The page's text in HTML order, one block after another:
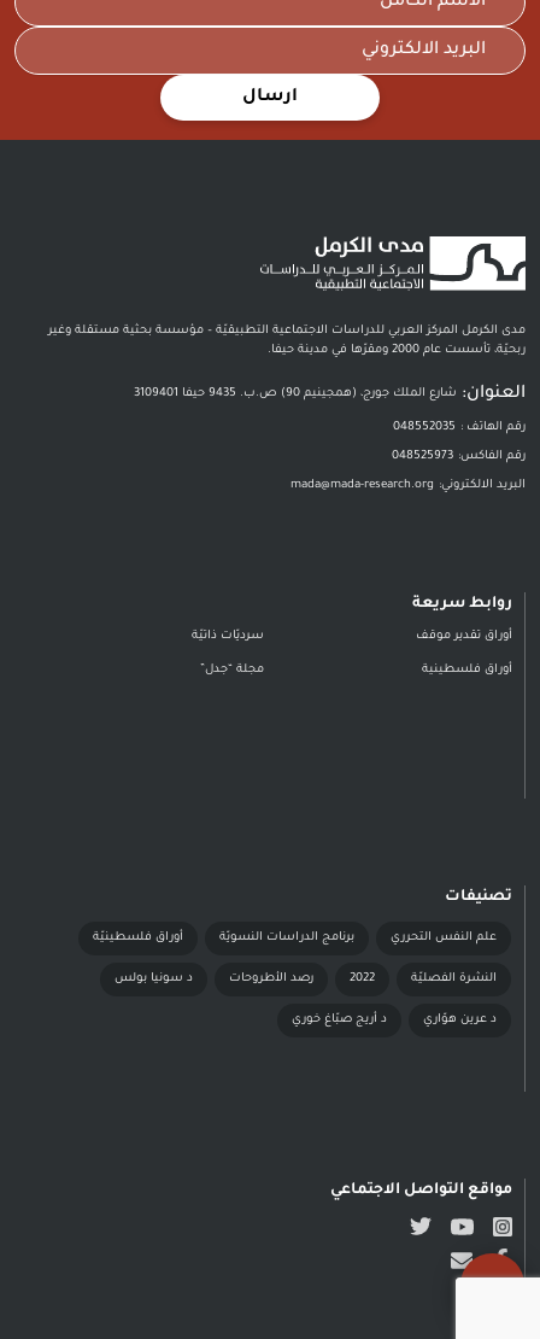
ارسال
مدى الكرمل المركز العربي للدراسات الاجتماعية التطبيقيّة – مؤسسة بحثية مستقلة وغير
ربحيّة، تأسست عام 2000 ومقرّها في مدينة حيفا.
العنوان: شارع الملك جورج، (همجينيم 90) ص.ب. 9435 حيفا 3109401
رقم الهاتف : 048552035
رقم الفاكس: 048525973
البريد الالكتروني: mada@mada-research.org
روابط سريعة
أوراق تقدير موقف سرديّات ذاتيّة
أوراق فلسطينية مجلة “جدل”
تصنيفات
علم النفس التحرري برنامج الدراسات النسويّة أوراق فلسطينيّة
النشرة الفصليّة 2022 رصد الأطروحات د سونيا بولس
د عرين هوّاري د أريج صبّاغ خوري
مواقع التواصل الاجتماعي